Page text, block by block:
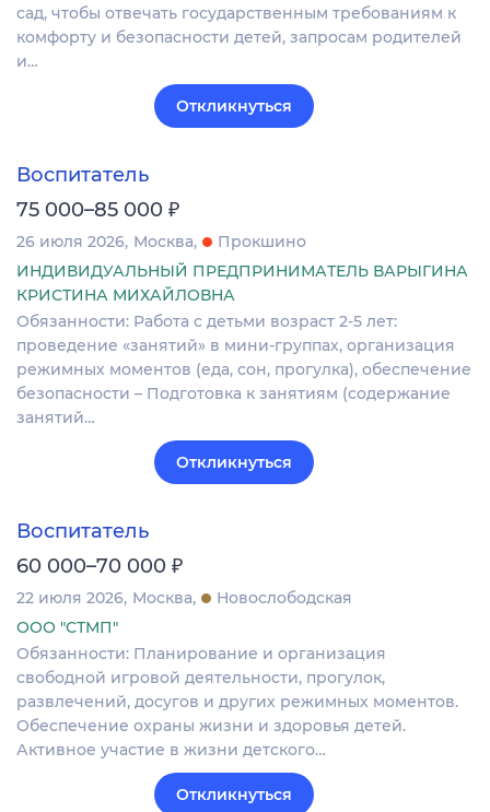
сад, чтобы отвечать государственным требованиям к
комфорту и безопасности детей, запросам родителей
и…
Откликнуться
Воспитатель
75 000–85 000 ₽
26 июля 2026 Москва
Прокшино
ИНДИВИДУАЛЬНЫЙ ПРЕДПРИНИМАТЕЛЬ ВАРЫГИНА
КРИСТИНА МИХАЙЛОВНА
Обязанности: Работа с детьми возраст 2-5 лет:
проведение «занятий» в мини-группах, организация
режимных моментов (еда, сон, прогулка), обеспечение
безопасности – Подготовка к занятиям (содержание
занятий…
Откликнуться
Воспитатель
60 000–70 000 ₽
22 июля 2026 Москва
Новослободская
ООО "СТМП"
Обязанности: Планирование и организация
свободной игровой деятельности, прогулок,
развлечений, досугов и других режимных моментов.
Обеспечение охраны жизни и здоровья детей.
Активное участие в жизни детского…
Откликнуться